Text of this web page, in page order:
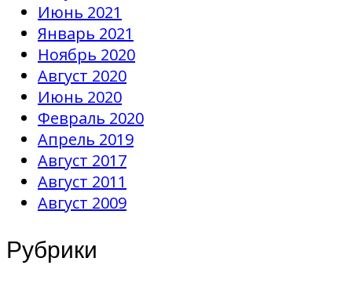
Июнь 2021
Январь 2021
Ноябрь 2020
Август 2020
Июнь 2020
Февраль 2020
Апрель 2019
Август 2017
Август 2011
Август 2009
Рубрики